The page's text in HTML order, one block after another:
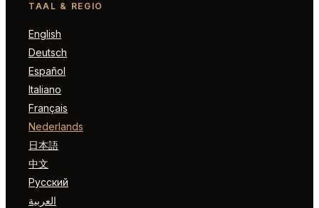
TAAL & REGIO
English
Deutsch
Español
Italiano
Français
Nederlands
日本語
中文
Русский
العربية